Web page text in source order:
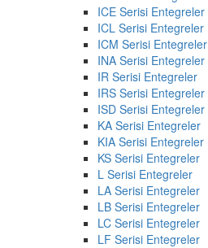
ICE Serisi Entegreler
ICL Serisi Entegreler
ICM Serisi Entegreler
INA Serisi Entegreler
IR Serisi Entegreler
IRS Serisi Entegreler
ISD Serisi Entegreler
KA Serisi Entegreler
KIA Serisi Entegreler
KS Serisi Entegreler
L Serisi Entegreler
LA Serisi Entegreler
LB Serisi Entegreler
LC Serisi Entegreler
LF Serisi Entegreler